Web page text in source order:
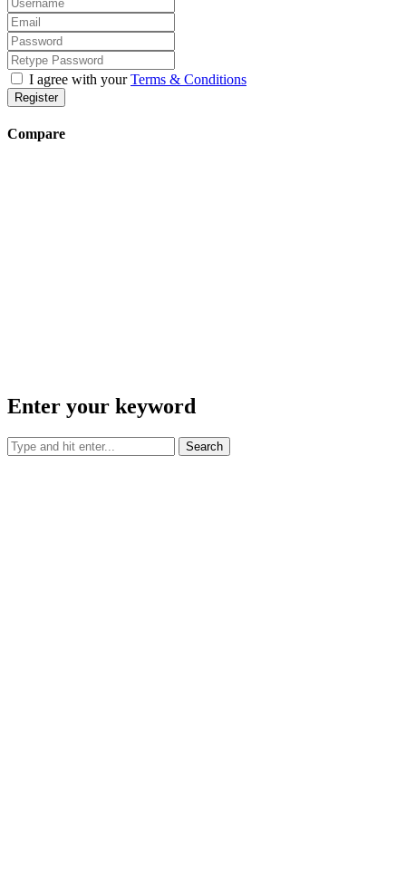
I agree with yourTerms & Conditions
Register
Compare
Enter your keyword
Search